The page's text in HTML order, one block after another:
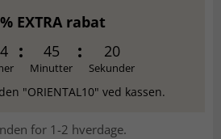
EXTRA rabat
45
Minutter
19
Sekunder
"ORIENTAL10" ved kassen.
for 1-2 hverdage.